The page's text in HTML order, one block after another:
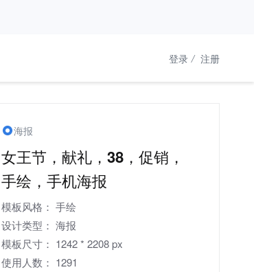
登录 / 注册
海报
女王节，献礼，38，促销，
手绘，手机海报
模板风格： 手绘
设计类型： 海报
模板尺寸： 1242 * 2208 px
使用人数： 1291